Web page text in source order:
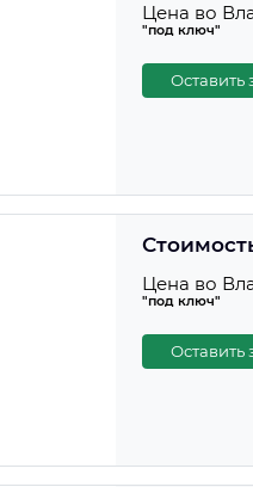
Цена во
"под ключ"
Оставить
Цена во
"под ключ"
Оставить